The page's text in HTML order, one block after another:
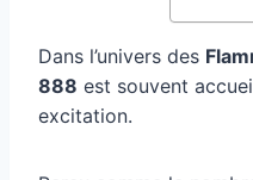
Dans l’univers des
888 est souvent
excitation.